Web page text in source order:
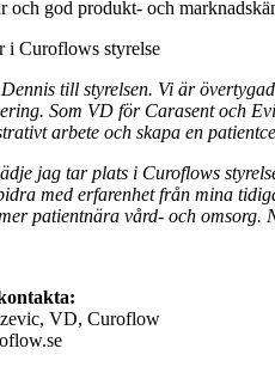
och god produkt- och
till styrelsen. Vi är
Som VD för Carasent och
arbete och skapa en
jag tar plats i Curoflows
med erfarenhet från mina
patientnära vård- och
VD, Curoflow